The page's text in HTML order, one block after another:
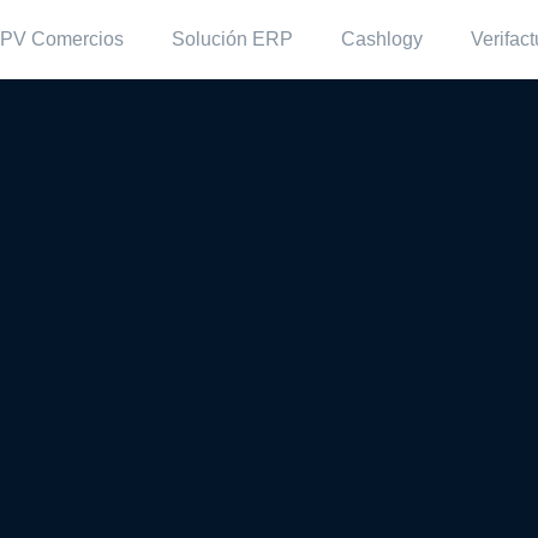
Comercios Solución ERP Cashlogy